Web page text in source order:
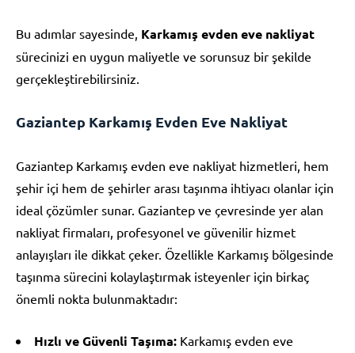
Bu adımlar sayesinde, Karkamış evden eve nakliyat
sürecinizi en uygun maliyetle ve sorunsuz bir şekilde
gerçekleştirebilirsiniz.
Gaziantep Karkamış Evden Eve Nakliyat
Gaziantep Karkamış evden eve nakliyat hizmetleri, hem
şehir içi hem de şehirler arası taşınma ihtiyacı olanlar için
ideal çözümler sunar. Gaziantep ve çevresinde yer alan
nakliyat firmaları, profesyonel ve güvenilir hizmet
anlayışları ile dikkat çeker. Özellikle Karkamış bölgesinde
taşınma sürecini kolaylaştırmak isteyenler için birkaç
önemli nokta bulunmaktadır:
Hızlı ve Güvenli Taşıma: Karkamış evden eve